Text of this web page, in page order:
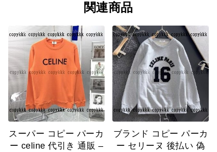
関連商品
スーパー コピー パーカ
ー celine 代引き 通販 –
ブランド コピー パーカ
ー セリーヌ 後払い 偽